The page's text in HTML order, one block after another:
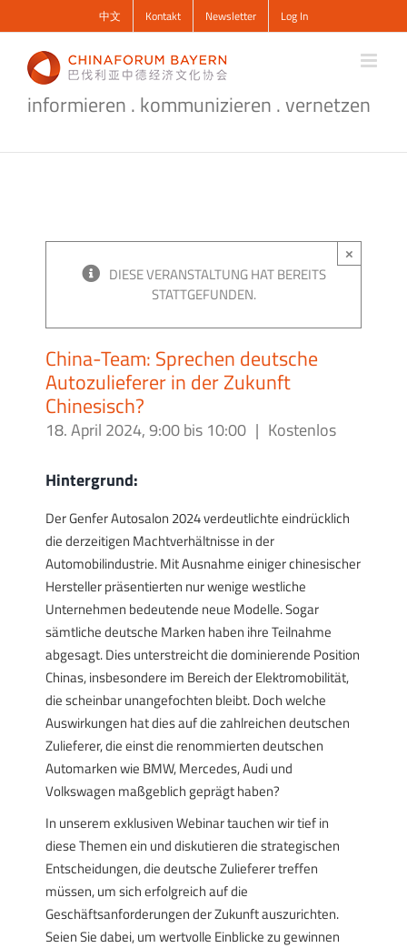
Inhalt
springen
中文 Kontakt Newsletter Log In
informieren . kommunizieren . vernetzen
×
DIESE VERANSTALTUNG HAT BEREITS
STATTGEFUNDEN.
China-Team: Sprechen deutsche
Autozulieferer in der Zukunft
Chinesisch?
18. April 2024, 9:00bis 10:00 | Kostenlos
Hintergrund:
Der Genfer Autosalon 2024 verdeutlichte eindrücklich
die derzeitigen Machtverhältnisse in der
Automobilindustrie. Mit Ausnahme einiger chinesischer
Hersteller präsentierten nur wenige westliche
Unternehmen bedeutende neue Modelle. Sogar
sämtliche deutsche Marken haben ihre Teilnahme
abgesagt. Dies unterstreicht die dominierende Position
Chinas, insbesondere im Bereich der Elektromobilität,
die scheinbar unangefochten bleibt. Doch welche
Auswirkungen hat dies auf die zahlreichen deutschen
Zulieferer, die einst die renommierten deutschen
Automarken wie BMW, Mercedes, Audi und
Volkswagen maßgeblich geprägt haben?
In unserem exklusiven Webinar tauchen wir tief in
diese Themen ein und diskutieren die strategischen
Entscheidungen, die deutsche Zulieferer treffen
müssen, um sich erfolgreich auf die
Geschäftsanforderungen der Zukunft auszurichten.
Seien Sie dabei, um wertvolle Einblicke zu gewinnen